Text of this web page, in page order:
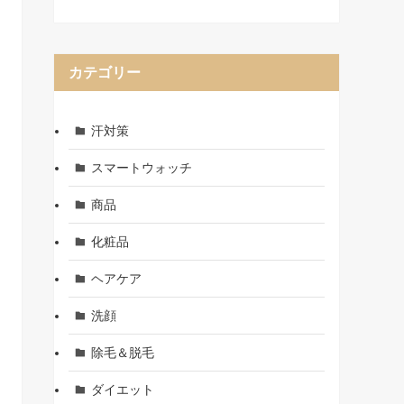
カテゴリー
汗対策
スマートウォッチ
商品
化粧品
ヘアケア
洗顔
除毛＆脱毛
ダイエット